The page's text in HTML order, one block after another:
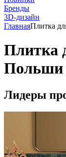
Бренды
3D-дизайн
ГлавнаяПлитка
Плитка
Польши
Лидеры